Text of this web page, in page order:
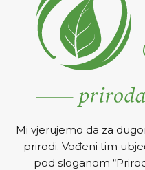
Mi vjerujemo da za
prirodi. Vođeni tim
pod sloganom